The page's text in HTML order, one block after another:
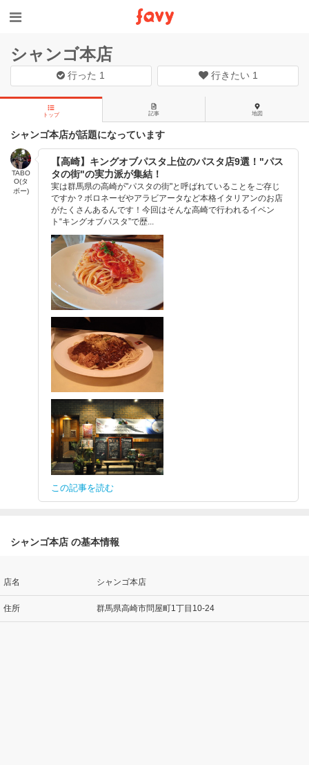
シャンゴ本店
行った 1 行きたい 1
トップ 記事 地図
シャンゴ本店が話題になっています
TABO
O(タ
ボー)
【高崎】キングオブパスタ上位のパスタ店9選！"パス
タの街"の実力派が集結！
実は群馬県の高崎が"パスタの街"と呼ばれていることをご存じ
ですか？ボロネーゼやアラビアータなど本格イタリアンのお店
がたくさんあるんです！今回はそんな高崎で行われるイベン
ト“キングオブパスタ”で歴...
この記事を読む
シャンゴ本店 の基本情報
店名 シャンゴ本店
住所 群馬県高崎市問屋町1丁目10-24